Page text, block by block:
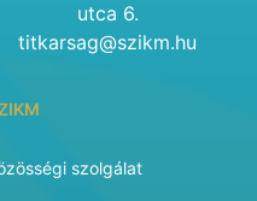
utca 6.
titkarsag@szikm.hu
szolgálat